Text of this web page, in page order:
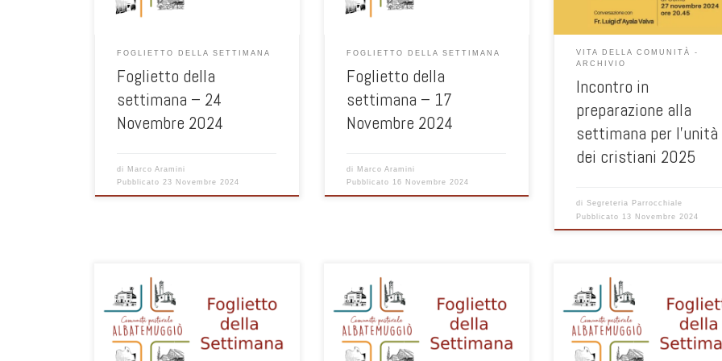
FOGLIETTO DELLA SETTIMANA
Foglietto della
settimana – 24
Novembre 2024
di Marco Aramini
Pubblicato23 Novembre 2024
FOGLIETTO DELLA SETTIMANA
Foglietto della
settimana – 17
Novembre 2024
di Marco Aramini
Pubblicato 16 Novembre 2024
VITA DELLA COMUNITÀ -
ARCHIVIO
Incontro in
preparazione alla
settimana per l’unità
dei cristiani 2025
diSegreteria Parrocchiale
Pubblicato 13 Novembre 2024